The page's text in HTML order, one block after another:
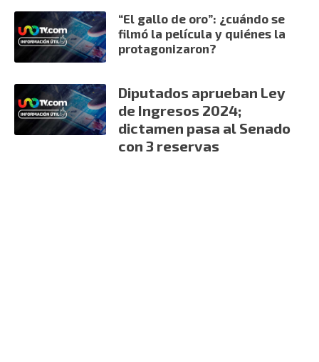
“El gallo de oro”: ¿cuándo se
filmó la película y quiénes la
protagonizaron?
Diputados aprueban Ley
de Ingresos 2024;
dictamen pasa al Senado
con 3 reservas